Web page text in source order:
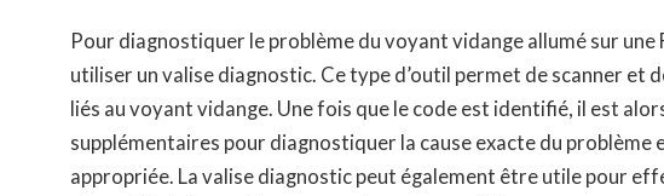
Pour diagnostiquer le problème du voyant vidange allumé sur une
utiliser un valise diagnostic. Ce type d’outil permet de scanner et
liés au voyant vidange. Une fois que le code est identifié, il est
supplémentaires pour diagnostiquer la cause exacte du
appropriée. La valise diagnostic peut également être utile pour